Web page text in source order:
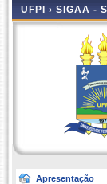
UFPI › SIGAA -
Apresentação